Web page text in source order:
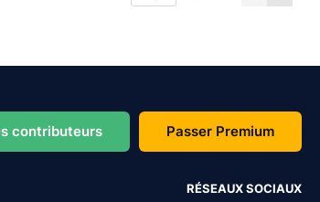
contributeurs Passer Premium
RÉSEAUX SOCIAUX